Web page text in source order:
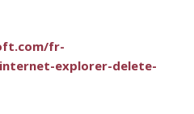
fr-
explorer-delete-